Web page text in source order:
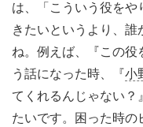
は、「こういう役を
きたいというより、
ね。例えば、『この役
う話になった時、『小
てくれるんじゃない？
たいです。困った時の